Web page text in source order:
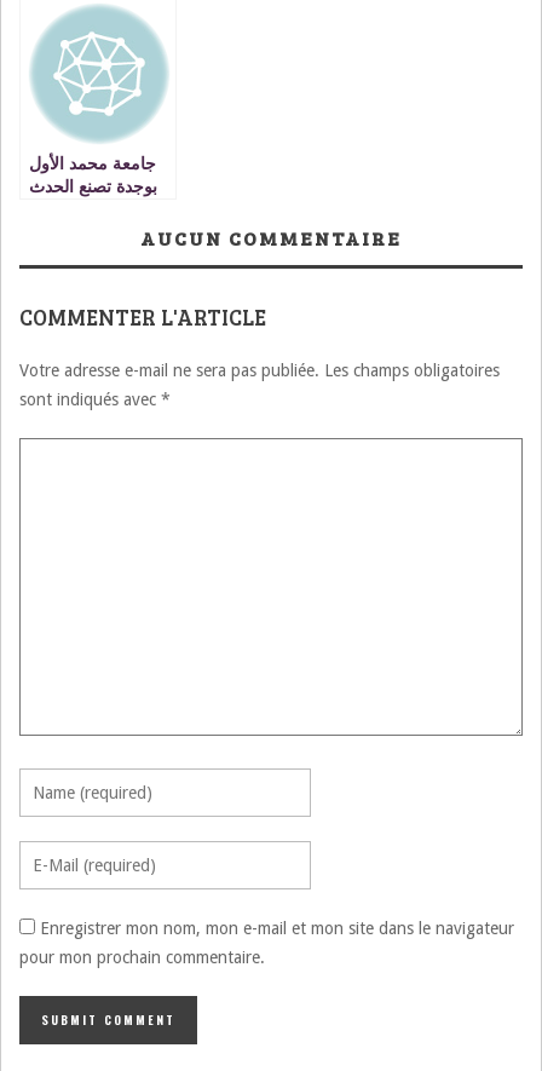
جامعة محمد الأول
بوجدة تصنع الحدث
AUCUN COMMENTAIRE
COMMENTER L'ARTICLE
Votre adresse e-mail ne sera pas publiée. Les champs obligatoires
sont indiqués avec *
Enregistrer mon nom, mon e-mail et mon site dans le navigateur
pour mon prochain commentaire.